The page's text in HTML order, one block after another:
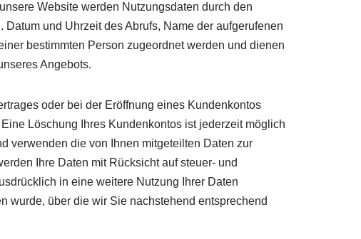
Website werden Nutzungsdaten durch den
und Uhrzeit des Abrufs, Name der aufgerufenen
bestimmten Person zugeordnet werden und dienen
Angebots.
oder bei der Eröffnung eines Kundenkontos
Löschung Ihres Kundenkontos ist jederzeit möglich
verwenden die von Ihnen mitgeteilten Daten zur
Ihre Daten mit Rücksicht auf steuer- und
in eine weitere Nutzung Ihrer Daten
wurde, über die wir Sie nachstehend entsprechend